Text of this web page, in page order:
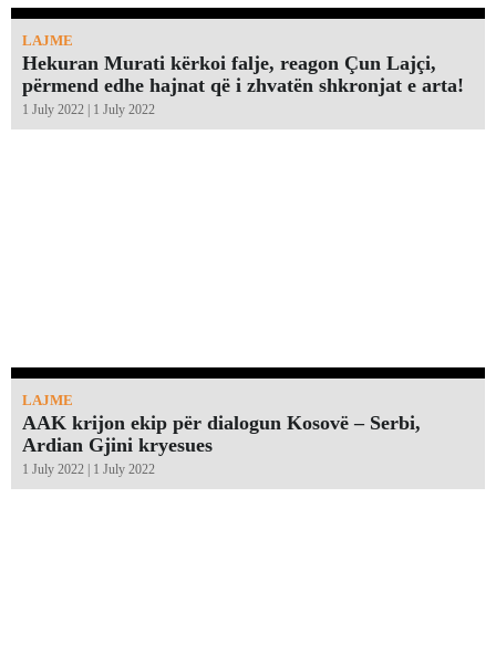
LAJME
Hekuran Murati kërkoi falje, reagon Çun Lajçi,
përmend edhe hajnat që i zhvatën shkronjat e arta!￼
1 July 2022 | 1 July 2022
LAJME
AAK krijon ekip për dialogun Kosovë – Serbi,
Ardian Gjini kryesues
1 July 2022 | 1 July 2022